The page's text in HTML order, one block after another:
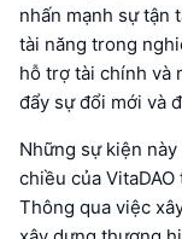
nhấn mạnh sự tận
tài năng trong
hỗ trợ tài chính và
đẩy sự đổi mới và
Những sự kiện
chiều của
Thông qua việc